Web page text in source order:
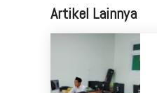
Artikel Lainnya